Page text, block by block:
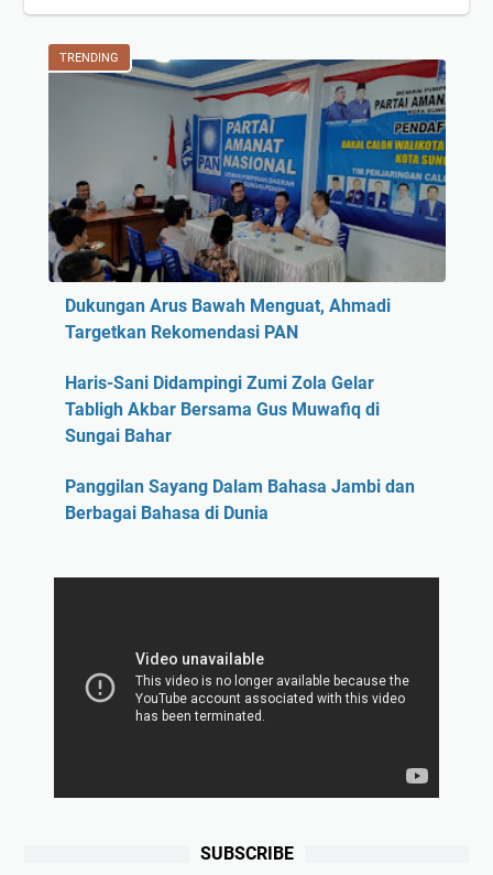
TRENDING
Dukungan Arus Bawah Menguat, Ahmadi
Targetkan Rekomendasi PAN
Haris-Sani Didampingi Zumi Zola Gelar
Tabligh Akbar Bersama Gus Muwafiq di
Sungai Bahar
Panggilan Sayang Dalam Bahasa Jambi dan
Berbagai Bahasa di Dunia
SUBSCRIBE